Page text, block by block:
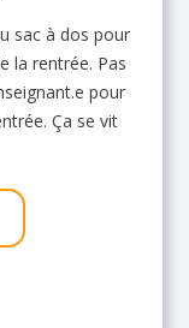
sac à dos pour
la rentrée. Pas
pour
Ça se vit